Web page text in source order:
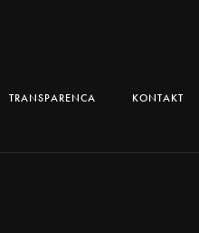
TRANSPARENCA KONTAKT